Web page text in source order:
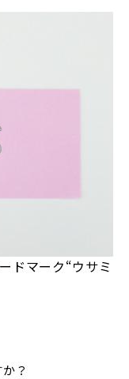
ドマーク“ウサミ
？